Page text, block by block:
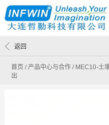
首页 / 产品中心与合作 / MEC10-土
出
返回